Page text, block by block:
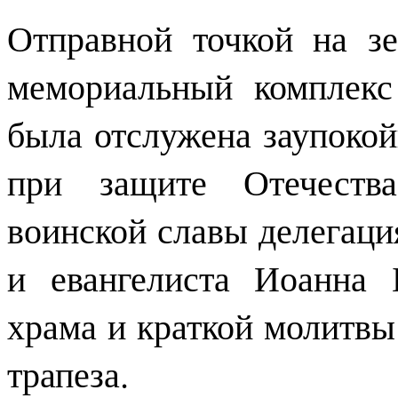
Отправной точкой на
мемориальный
была отслужена
при защите
воинской славы
и евангелиста Иоанна
храма и краткой
трапеза.